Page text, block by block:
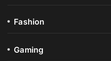
Fashion
Gaming